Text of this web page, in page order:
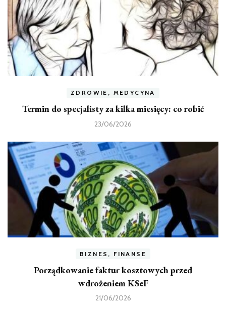
ZDROWIE, MEDYCYNA
Termin do specjalisty za kilka miesięcy: co robić
23/06/2026
BIZNES, FINANSE
Porządkowanie faktur kosztowych przed
wdrożeniem KSeF
21/06/2026